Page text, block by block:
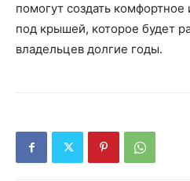
помогут создать комфортное
под крышей, которое будет
владельцев долгие годы.